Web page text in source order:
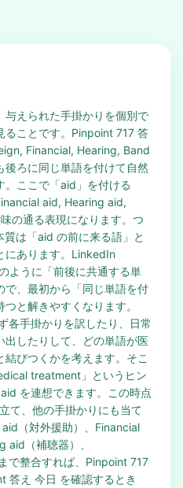
与えられた手掛かりを個別で
ることです。Pinpoint 717 答
Financial, Hearing, Band
後ろに同じ単語を付けて自然
。ここで「aid」を付ける
aid, Hearing aid,
の通る表現になります。つ
は「aid の前に来る語」と
にあります。LinkedIn
ように「前後に共通する単
で、最初から「同じ単語を付
と解きやすくなります。
各手掛かりを訳したり、日常
出したりして、どの単語が医
びつくかを考えます。そこ
treatment」というヒン
を連想できます。この時点
て、他の手掛かりにも当て
（対外援助）、Financial
aid（補聴器）、
で整合すれば、Pinpoint 717
答え 今日 を確認するとき